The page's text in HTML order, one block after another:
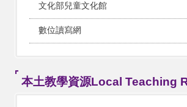
文化部兒童文化館
數位讀寫網
本土教學資源Local Teaching